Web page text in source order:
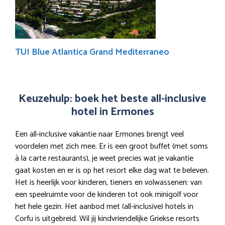
TUI Blue Atlantica Grand Mediterraneo
Keuzehulp: boek het beste all-inclusive
hotel in Ermones
Een all-inclusive vakantie naar Ermones brengt veel
voordelen met zich mee. Er is een groot buffet (met soms
à la carte restaurants), je weet precies wat je vakantie
gaat kosten en er is op het resort elke dag wat te beleven.
Het is heerlijk voor kinderen, tieners en volwassenen: van
een speelruimte voor de kinderen tot ook minigolf voor
het hele gezin. Het aanbod met (all-inclusive) hotels in
Corfu is uitgebreid. Wil jij kindvriendelijke Griekse resorts